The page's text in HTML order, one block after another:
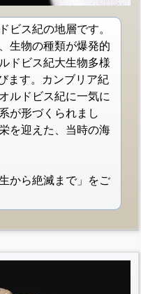
ビス紀の地層です。
生物の種類が爆発的
ドビス紀大生物多様
ます。カンブリア紀
ルドビス紀に一気に
が形づくられまし
を迎えた、当時の海
から絶滅まで」をご